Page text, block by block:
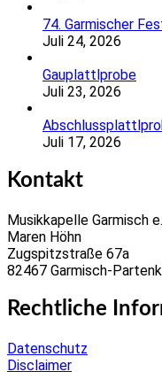
74. Garmischer
Juli 24, 2026
Gauplattlprobe
Juli 23, 2026
Juli 17, 2026
Kontakt
Musikkapelle Garmisch
Maren Höhn
Zugspitzstraße 67a
82467 Garmisch-
Rechtliche
Datenschutz
Disclaimer